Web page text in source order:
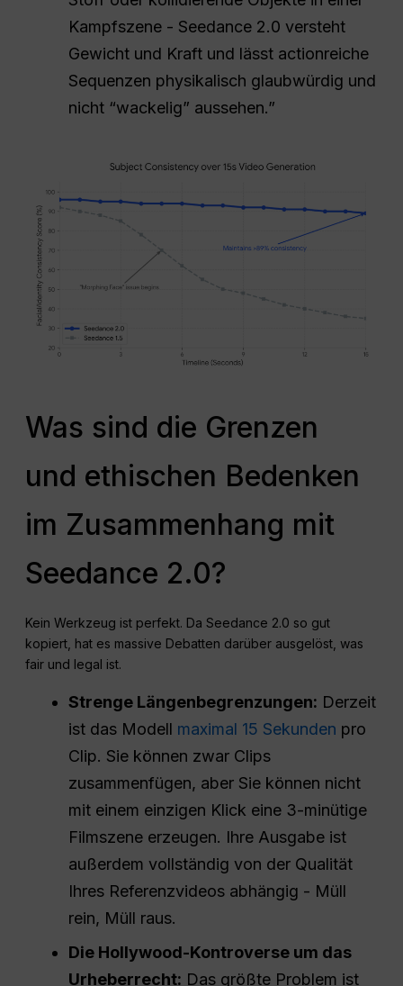
Kampfszene - Seedance 2.0 versteht
Gewicht und Kraft und lässt actionreiche
Sequenzen physikalisch glaubwürdig und
nicht “wackelig” aussehen.”
Was sind die Grenzen
und ethischen Bedenken
im Zusammenhang mit
Seedance 2.0?
Kein Werkzeug ist perfekt. Da Seedance 2.0 so gut
kopiert, hat es massive Debatten darüber ausgelöst, was
fair und legal ist.
Strenge Längenbegrenzungen: Derzeit
ist das Modell maximal 15 Sekunden pro
Clip. Sie können zwar Clips
zusammenfügen, aber Sie können nicht
mit einem einzigen Klick eine 3-minütige
Filmszene erzeugen. Ihre Ausgabe ist
außerdem vollständig von der Qualität
Ihres Referenzvideos abhängig - Müll
rein, Müll raus.
Die Hollywood-Kontroverse um das
Urheberrecht: Das größte Problem ist